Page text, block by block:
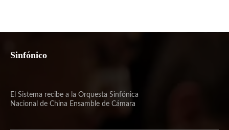
Sinfónico
El Sistema recibe a la Orquesta Sinfónica
Nacional de China Ensamble de Cámara